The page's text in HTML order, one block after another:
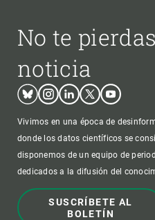
No te
noticia
BlueskyInstagram
LinkedinTwitterYoutube
Vivimos en una época de
donde los datos científicos se
disponemos de un equipo de
dedicados a la difusión del
SUSCRÍBETE AL
BOLETÍN